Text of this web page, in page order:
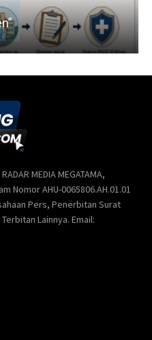
MEDIA MEGATAMA,
Nomor AHU-0065806.AH.01.01
Pers, Penerbitan Surat
Lainnya. Email: